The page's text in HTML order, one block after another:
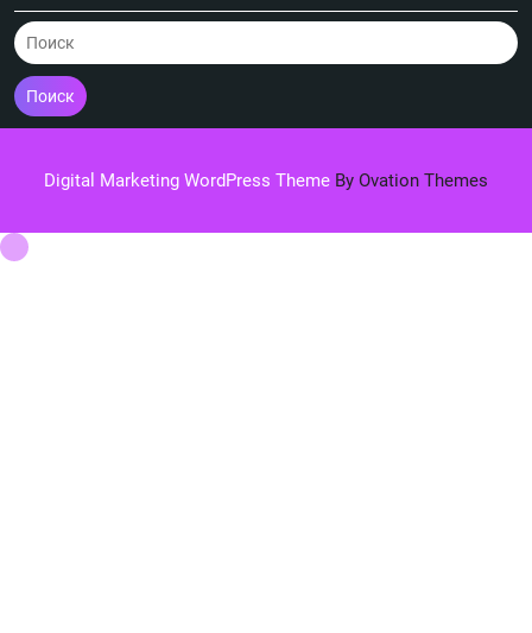
Поиск
Digital Marketing WordPress Theme By Ovation Themes